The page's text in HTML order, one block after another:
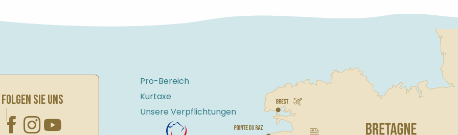
des Deux Estuaires
des Deux Estuaires
FOLGEN SIE UNS
Pro-Bereich
Kurtaxe
Unsere Verpflichtungen